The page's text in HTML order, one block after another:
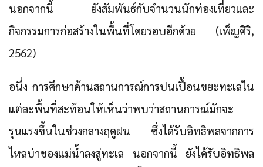
นอกจากนี้ ยังสัมพันธ์กับจำนวนนักท่องเที่ยวและ
กิจกรรมการก่อสร้างในพื้นที่โดยรอบอีกด้วย (เพ็ญศิริ,
2562)
อนึ่ง การศึกษาด้านสถานการณ์การปนเปื้อนขยะทะเลใน
แต่ละพื้นที่สะท้อนให้เห็นว่าพบว่าสถานการณ์มักจะ
รุนแรงขึ้นในช่วงกลางฤดูฝน ซึ่งได้รับอิทธิพลจากการ
ไหลบ่าของแม่น้ำลงสู่ทะเล นอกจากนี้ ยังได้รับอิทธิพล